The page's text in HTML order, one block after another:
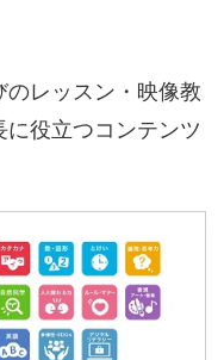
レッスン・映像教
役立つコンテンツ